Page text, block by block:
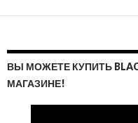
ВЫ МОЖЕТЕ КУПИТЬ
МАГАЗИНЕ!